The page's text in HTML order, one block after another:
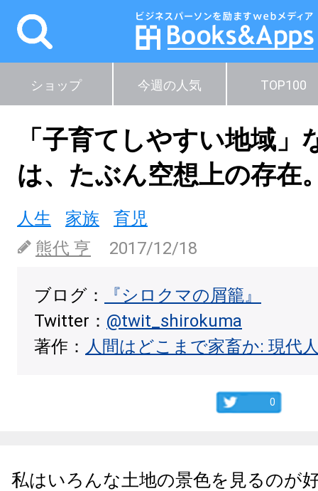
ショップ 今週の人気 TOP100
「子育てしやすい地域」
は、たぶん空想上の存在
人生 家族
育児
熊代 亨
2017/12/18
ブログ：
『シロクマの屑籠』
Twitter： @twit_shirokuma
著作： 人間はどこまで家畜か: 現代
0
私はいろんな土地の景色を見るのが